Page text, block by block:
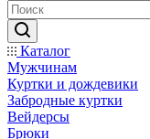
Каталог
Мужчинам
Куртки и дождевики
Забродные куртки
Вейдерсы
Брюки